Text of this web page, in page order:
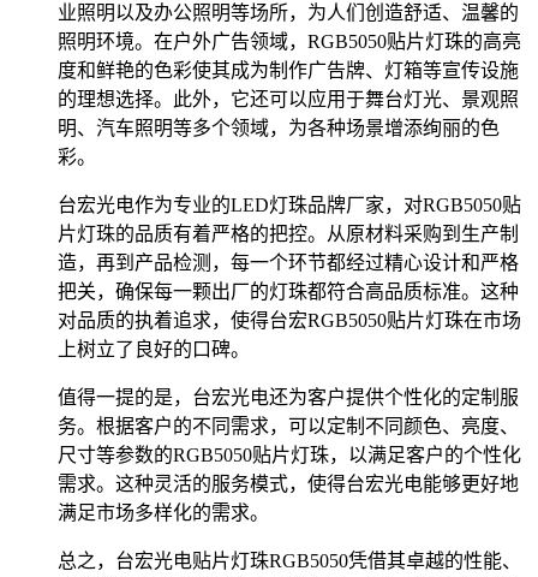
业照明以及办公照明等场所，为人们创造舒适、温馨的
照明环境。在户外广告领域，RGB5050贴片灯珠的高亮
度和鲜艳的色彩使其成为制作广告牌、灯箱等宣传设施
的理想选择。此外，它还可以应用于舞台灯光、景观照
明、汽车照明等多个领域，为各种场景增添绚丽的色
彩。
台宏光电作为专业的LED灯珠品牌厂家，对RGB5050贴
片灯珠的品质有着严格的把控。从原材料采购到生产制
造，再到产品检测，每一个环节都经过精心设计和严格
把关，确保每一颗出厂的灯珠都符合高品质标准。这种
对品质的执着追求，使得台宏RGB5050贴片灯珠在市场
上树立了良好的口碑。
值得一提的是，台宏光电还为客户提供个性化的定制服
务。根据客户的不同需求，可以定制不同颜色、亮度、
尺寸等参数的RGB5050贴片灯珠，以满足客户的个性化
需求。这种灵活的服务模式，使得台宏光电能够更好地
满足市场多样化的需求。
总之，台宏光电贴片灯珠RGB5050凭借其卓越的性能、